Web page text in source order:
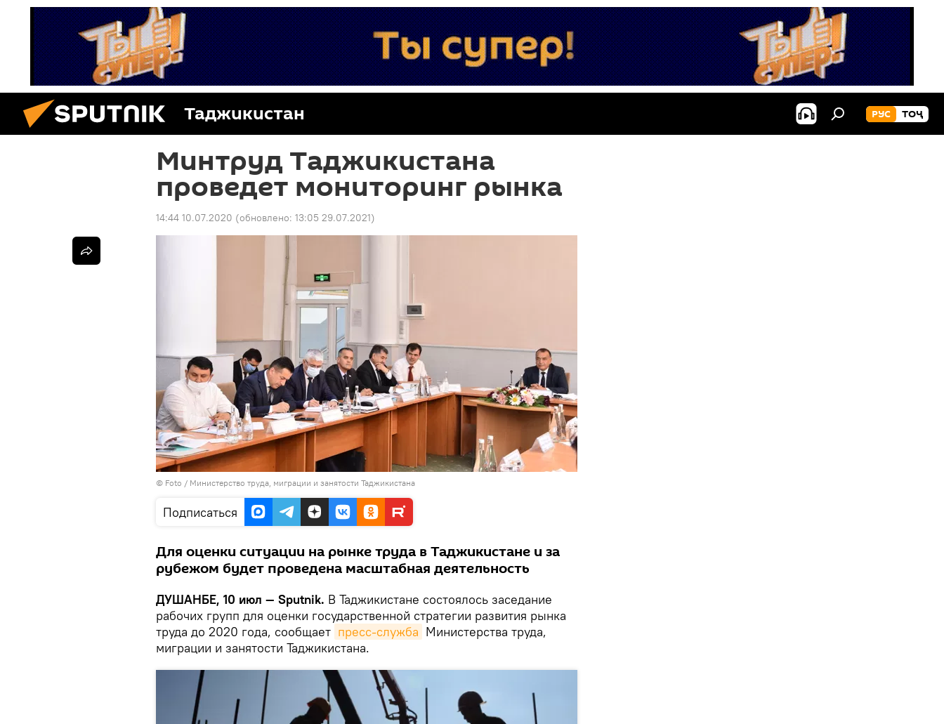
Таджикистан РУС ТОҶ
Минтруд Таджикистана
проведет мониторинг рынка
14:44 10.07.2020 (обновлено: 13:05 29.07.2021)
© Foto / Министерство труда, миграции и занятости Таджикистана
Подписаться
Для оценки ситуации на рынке труда в Таджикистане и за
рубежом будет проведена масштабная деятельность
ДУШАНБЕ, 10 июл — Sputnik. В Таджикистане состоялось заседание
рабочих групп для оценки государственной стратегии развития рынка
труда до 2020 года, сообщает пресс-служба Министерства труда,
миграции и занятости Таджикистана.